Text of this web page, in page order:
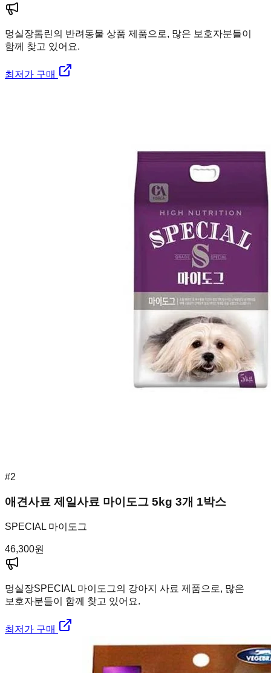
멍실장톰린의 반려동물 상품 제품으로, 많은 보호자분들이
함께 찾고 있어요.
최저가 구매
#2
애견사료 제일사료 마이도그 5kg 3개 1박스
SPECIAL 마이도그
46,300원
멍실장SPECIAL 마이도그의 강아지 사료 제품으로, 많은
보호자분들이 함께 찾고 있어요.
최저가 구매